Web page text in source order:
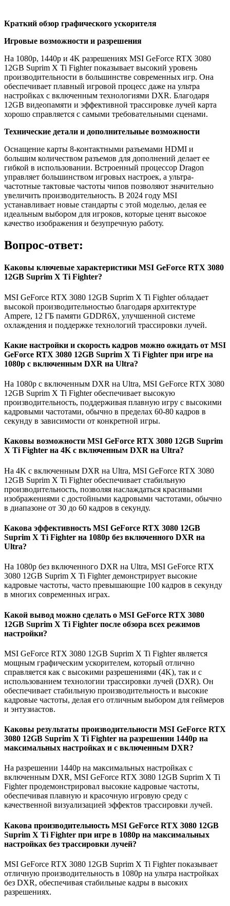
Краткий обзор графического ускорителя
Игровые возможности и разрешения
На 1080p, 1440p и 4K разрешениях MSI GeForce RTX 3080
12GB Suprim X Ti Fighter показывает высокий уровень
производительности в большинстве современных игр. Она
обеспечивает плавный игровой процесс даже на ультра
настройках с включенным технологиями DXR. Благодаря
12GB видеопамяти и эффективной трассировке лучей карта
хорошо справляется с самыми требовательными сценами.
Технические детали и дополнительные возможности
Оснащение карты 8-контактными разъемами HDMI и
большим количеством разъемов для дополнений делает ее
гибкой в использовании. Встроенный процессор Dragon
управляет большинством игровых настроек, а ультра-
частотные тактовые частоты чипов позволяют значительно
увеличить производительность. В 2024 году MSI
устанавливает новые стандарты с этой моделью, делая ее
идеальным выбором для игроков, которые ценят высокое
качество изображения и безупречную работу.
Вопрос-ответ:
Каковы ключевые характеристики MSI GeForce RTX 3080
12GB Suprim X Ti Fighter?
MSI GeForce RTX 3080 12GB Suprim X Ti Fighter обладает
высокой производительностью благодаря архитектуре
Ampere, 12 ГБ памяти GDDR6X, улучшенной системе
охлаждения и поддержке технологий трассировки лучей.
Какие настройки и скорость кадров можно ожидать от MSI
GeForce RTX 3080 12GB Suprim X Ti Fighter при игре на
1080p с включенным DXR на Ultra?
На 1080p с включенным DXR на Ultra, MSI GeForce RTX 3080
12GB Suprim X Ti Fighter обеспечивает высокую
производительность, поддерживая плавную игру с высокими
кадровыми частотами, обычно в пределах 60-80 кадров в
секунду в зависимости от конкретной игры.
Каковы возможности MSI GeForce RTX 3080 12GB Suprim
X Ti Fighter на 4K с включенным DXR на Ultra?
На 4K с включенным DXR на Ultra, MSI GeForce RTX 3080
12GB Suprim X Ti Fighter обеспечивает стабильную
производительность, позволяя наслаждаться красивыми
изображениями с достойными кадровыми частотами, обычно
в диапазоне от 30 до 60 кадров в секунду.
Какова эффективность MSI GeForce RTX 3080 12GB
Suprim X Ti Fighter на 1080p без включенного DXR на
Ultra?
На 1080p без включенного DXR на Ultra, MSI GeForce RTX
3080 12GB Suprim X Ti Fighter демонстрирует высокие
кадровые частоты, часто превышающие 100 кадров в секунду
в многих современных играх.
Какой вывод можно сделать о MSI GeForce RTX 3080
12GB Suprim X Ti Fighter после обзора всех режимов
настройки?
MSI GeForce RTX 3080 12GB Suprim X Ti Fighter является
мощным графическим ускорителем, который отлично
справляется как с высокими разрешениями (4K), так и с
использованием технологии трассировки лучей (DXR). Он
обеспечивает стабильную производительность и высокие
кадровые частоты, делая его отличным выбором для геймеров
и энтузиастов.
Каковы результаты производительности MSI GeForce RTX
3080 12GB Suprim X Ti Fighter на разрешении 1440p на
максимальных настройках и с включенным DXR?
На разрешении 1440p на максимальных настройках с
включенным DXR, MSI GeForce RTX 3080 12GB Suprim X Ti
Fighter продемонстрировал высокие кадровые частоты,
обеспечивая плавную и красочную игровую среду с
качественной визуализацией эффектов трассировки лучей.
Какова производительность MSI GeForce RTX 3080 12GB
Suprim X Ti Fighter при игре в 1080p на максимальных
настройках без трассировки лучей?
MSI GeForce RTX 3080 12GB Suprim X Ti Fighter показывает
отличную производительность в 1080p на ультра настройках
без DXR, обеспечивая стабильные кадры в высоких
разрешениях.